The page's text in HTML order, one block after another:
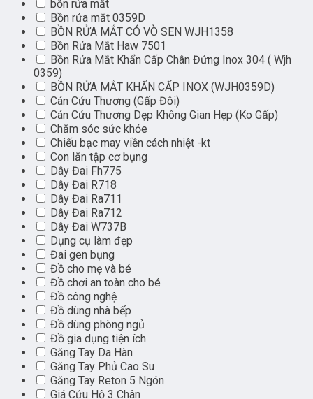
bồn rửa mắt
Bồn rửa mắt 0359D
BỒN RỬA MẮT CÓ VÒ SEN WJH1358
Bồn Rửa Mắt Haw 7501
Bồn Rửa Mắt Khẩn Cấp Chân Đứng Inox 304 ( Wjh
0359)
BỒN RỬA MẮT KHẨN CẤP INOX (WJH0359D)
Cán Cứu Thương (Gấp Đôi)
Cán Cứu Thương Dẹp Không Gian Hẹp (Ko Gấp)
Chăm sóc sức khỏe
Chiếu bạc may viền cách nhiệt -kt
Con lăn tập cơ bụng
Dây Đai Fh775
Dây Đai R718
Dây Đai Ra711
Dây Đai Ra712
Dây Đai W737B
Dụng cụ làm đẹp
Đai gen bụng
Đồ cho mẹ và bé
Đồ chơi an toàn cho bé
Đồ công nghệ
Đồ dùng nhà bếp
Đồ dùng phòng ngủ
Đồ gia dụng tiện ích
Găng Tay Da Hàn
Găng Tay Phủ Cao Su
Găng Tay Reton 5 Ngón
Giá Cứu Hộ 3 Chân